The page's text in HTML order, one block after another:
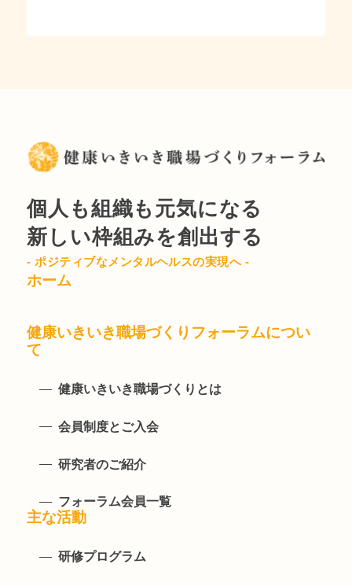
個人も組織も元気になる
新しい枠組みを創出する
- ポジティブなメンタルヘルスの実現へ -
ホーム
健康いきいき職場づくりフォーラムについ
て
健康いきいき職場づくりとは
会員制度とご入会
研究者のご紹介
フォーラム会員一覧
主な活動
研修プログラム